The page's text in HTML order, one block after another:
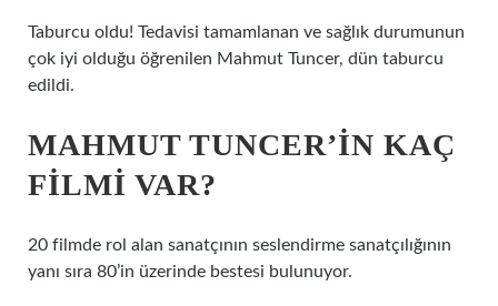
Taburcu oldu! Tedavisi tamamlanan ve sağlık durumunun
çok iyi olduğu öğrenilen Mahmut Tuncer, dün taburcu
edildi.
MAHMUT TUNCER’IN KAÇ
FILMI VAR?
20 filmde rol alan sanatçının seslendirme sanatçılığının
yanı sıra 80’in üzerinde bestesi bulunuyor.